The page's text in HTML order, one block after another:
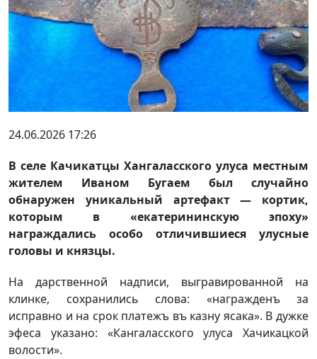
24.06.2026 17:26
В селе Качикатцы Хангаласского улуса местным
жителем Иваном Бугаем был случайно
обнаружен уникальный артефакт — кортик,
которым в «екатерининскую эпоху»
награждались особо отличившиеся улусные
головы и князцы.
На дарственной надписи, выгравированной на
клинке, сохранились слова: «награжденъ за
исправно и на срок платежъ въ казну ясака». В дужке
эфеса указано: «Кангаласского улуса Хачикацкой
волости».